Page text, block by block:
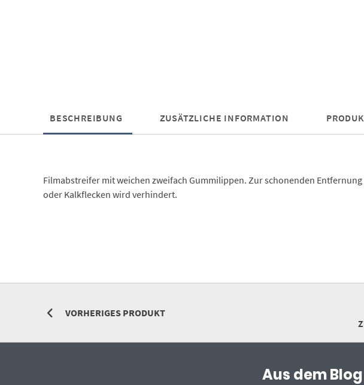
BESCHREIBUNG ZUSÄTZLICHE INFORMATION
Filmabstreifer mit weichen zweifach Gummilippen. Zur schonenden
oder Kalkflecken wird verhindert.
VORHERIGES PRODUKT
Aus dem